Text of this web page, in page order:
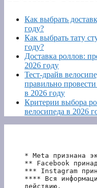
Как выбрать
году?
Как выбрать тату
году?
Доставка роллов:
2026 году
Тест-драйв
правильно
в 2026 году
Критерии выбора
велосипеда в 2026
* Meta признана
** Facebook
*** Instagram
**** Вся
действию.